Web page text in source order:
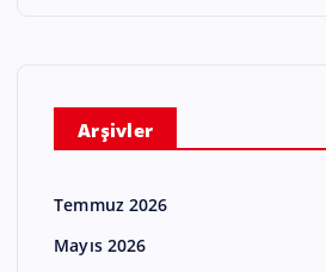
Arşivler
Temmuz 2026
Mayıs 2026